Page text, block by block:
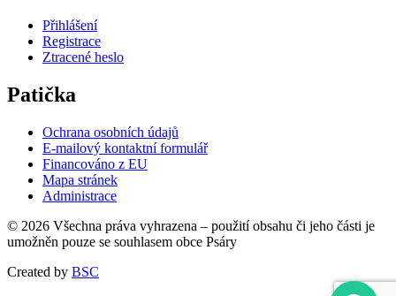
Přihlášení
Registrace
Ztracené heslo
Patička
Ochrana osobních údajů
E-mailový kontaktní formulář
Financováno z EU
Mapa stránek
Administrace
© 2026 Všechna práva vyhrazena – použití obsahu či jeho části je
umožněn pouze se souhlasem obce Psáry
Created by BSC